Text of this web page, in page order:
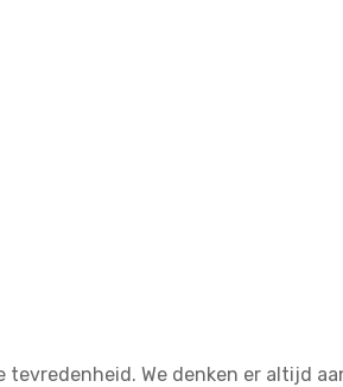
We denken er altijd